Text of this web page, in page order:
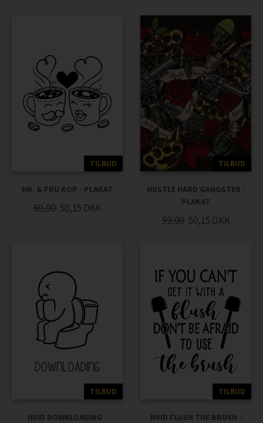
TILBUD
HR. & FRU KOP - PLAKAT
59,00 50,15 DKK
TILBUD
HUSTLE HARD GANGSTER -
PLAKAT
59,00 50,15 DKK
TILBUD
HVID DOWNLOADING -
TILBUD
HVID FLUSH THE BRUSH -